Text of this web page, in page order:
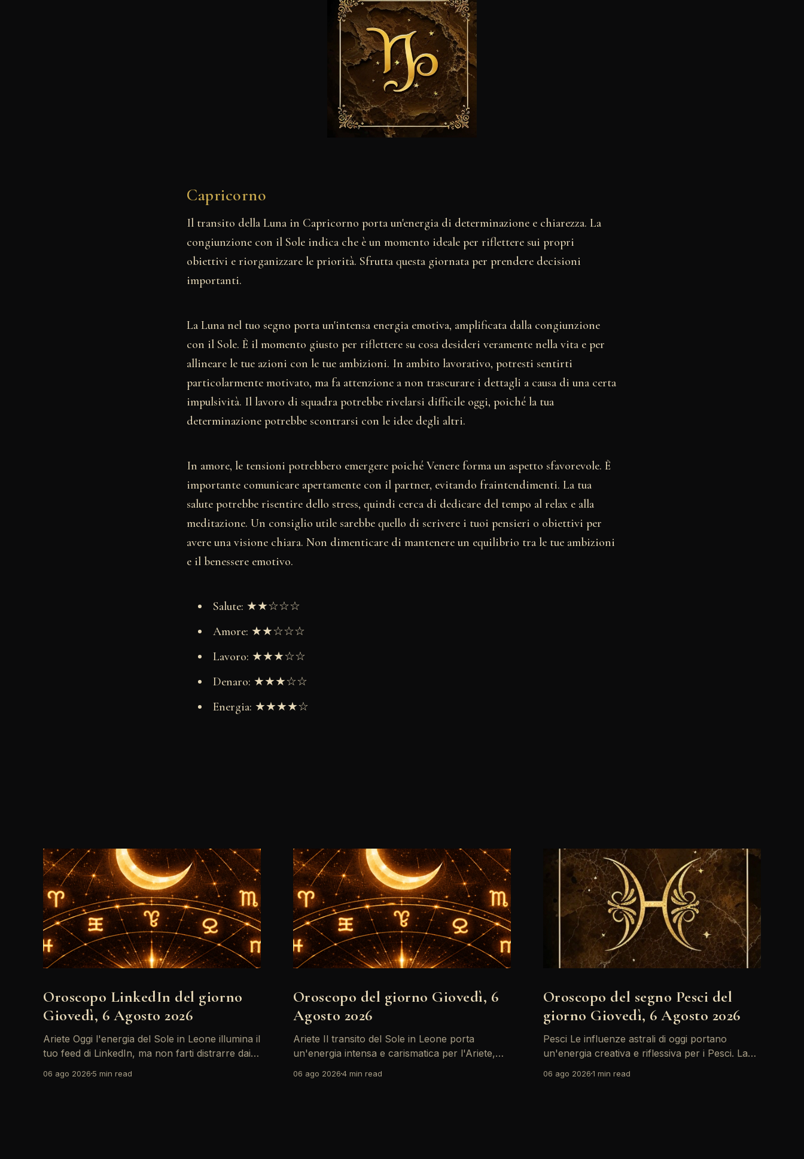
Capricorno
Il transito della Luna in Capricorno porta un'energia di determinazione e chiarezza. La
congiunzione con il Sole indica che è un momento ideale per riflettere sui propri
obiettivi e riorganizzare le priorità. Sfrutta questa giornata per prendere decisioni
importanti.
La Luna nel tuo segno porta un'intensa energia emotiva, amplificata dalla congiunzione
con il Sole. È il momento giusto per riflettere su cosa desideri veramente nella vita e per
allineare le tue azioni con le tue ambizioni. In ambito lavorativo, potresti sentirti
particolarmente motivato, ma fa attenzione a non trascurare i dettagli a causa di una certa
impulsività. Il lavoro di squadra potrebbe rivelarsi difficile oggi, poiché la tua
determinazione potrebbe scontrarsi con le idee degli altri.
In amore, le tensioni potrebbero emergere poiché Venere forma un aspetto sfavorevole. È
importante comunicare apertamente con il partner, evitando fraintendimenti. La tua
salute potrebbe risentire dello stress, quindi cerca di dedicare del tempo al relax e alla
meditazione. Un consiglio utile sarebbe quello di scrivere i tuoi pensieri o obiettivi per
avere una visione chiara. Non dimenticare di mantenere un equilibrio tra le tue ambizioni
e il benessere emotivo.
Salute: ★★☆☆☆
Amore: ★★☆☆☆
Lavoro: ★★★☆☆
Denaro: ★★★☆☆
Energia: ★★★★☆
Oroscopo LinkedIn del giorno
Giovedì, 6 Agosto 2026
Ariete Oggi l'energia del Sole in Leone illumina il
tuo feed di LinkedIn, ma non farti distrarre dai
concretizzare i tuoi desideri professionali! Giove
06 ago 2026 5 min read
Oroscopo del giorno Giovedì, 6
Agosto 2026
Ariete Il transito del Sole in Leone porta
un'energia intensa e carismatica per l'Ariete,
momento ideale per riflettere su obiettivi
06 ago 20264 min read
Oroscopo del segno Pesci del
giorno Giovedì, 6 Agosto 2026
Pesci Le influenze astrali di oggi portano
un'energia creativa e riflessiva per i Pesci. La
incoraggiandoti a esplorare nuove idee e
06 ago 20261 min read